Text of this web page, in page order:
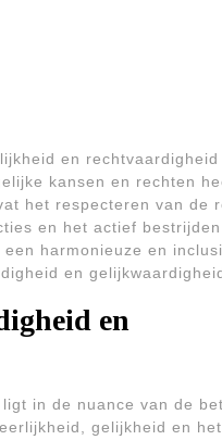
en rechtvaardigheid
kansen en rechten
het respecteren van de
en het actief bestrijden
harmonieuze en
en
en
in de nuance van de
gelijkheid en